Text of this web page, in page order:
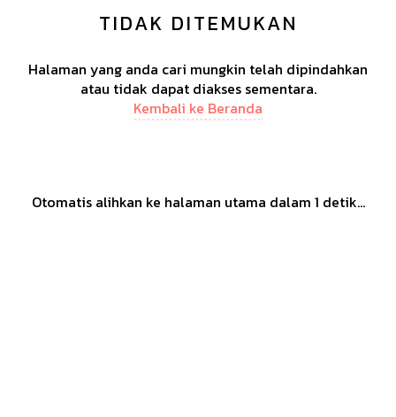
TIDAK DITEMUKAN
Halaman yang anda cari mungkin telah dipindahkan
atau tidak dapat diakses sementara.
Kembali ke Beranda
Otomatis alihkan ke halaman utama dalam 1 detik...